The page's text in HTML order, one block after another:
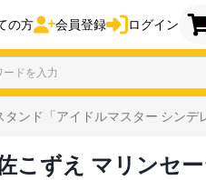
の方 会員登録 ログイン
タンド「アイドルマスター シン
こずえ マリンセー